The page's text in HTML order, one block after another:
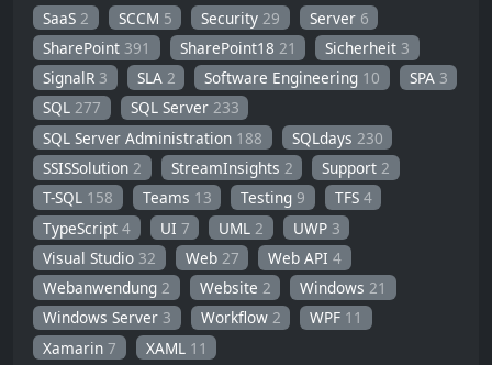
SaaS 2 SCCM 5 Security 29 Server 6
SharePoint 391 SharePoint18 21 Sicherheit 3
SignalR 3 SLA 2 Software Engineering 10 SPA 3
SQL277 SQL Server 233
SQL Server Administration 188 SQLdays 230
SSISSolution2 StreamInsights 2 Support2
T-SQL 158 Teams 13 Testing 9 TFS 4
TypeScript4 UI 7 UML 2 UWP 3
Visual Studio 32 Web 27 Web API4
Webanwendung2 Website 2 Windows21
Windows Server 3 Workflow 2 WPF 11
Xamarin7 XAML 11